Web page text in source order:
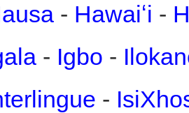
- Hawaiʻi -
- Igbo -
-